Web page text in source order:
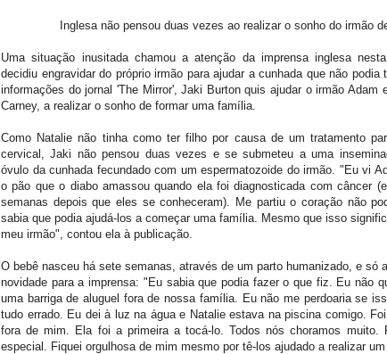
Inglesa não pensou duas vezes ao realizar o sonho do irmão
Uma situação inusitada chamou a atenção da imprensa inglesa
decidiu engravidar do próprio irmão para ajudar a cunhada que não podia
informações do jornal 'The Mirror', Jaki Burton quis ajudar o irmão Adam
Carney, a realizar o sonho de formar uma família.
Como Natalie não tinha como ter filho por causa de um tratamento
cervical, Jaki não pensou duas vezes e se submeteu a uma
óvulo da cunhada fecundado com um espermatozoide do irmão. "Eu vi
o pão que o diabo amassou quando ela foi diagnosticada com câncer
semanas depois que eles se conheceram). Me partiu o coração não
sabia que podia ajudá-los a começar uma família. Mesmo que isso
meu irmão", contou ela à publicação.
O bebê nasceu há sete semanas, através de um parto humanizado, e só
novidade para a imprensa: "Eu sabia que podia fazer o que fiz. Eu não
uma barriga de aluguel fora de nossa família. Eu não me perdoaria se
tudo errado. Eu dei à luz na água e Natalie estava na piscina comigo.
fora de mim. Ela foi a primeira a tocá-lo. Todos nós choramos muito.
especial. Fiquei orgulhosa de mim mesmo por tê-los ajudado a realizar um